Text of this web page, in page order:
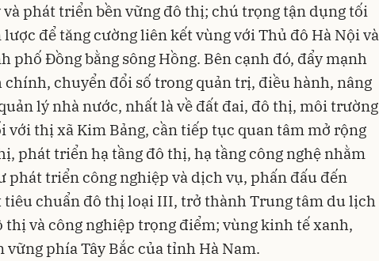
và phát triển bền vững đô thị; chú trọng tận dụng tối
để tăng cường liên kết vùng với Thủ đô Hà Nội và
phố Đồng bằng sông Hồng. Bên cạnh đó, đẩy mạnh
chính, chuyển đổi số trong quản trị, điều hành, nâng
lý nhà nước, nhất là về đất đai, đô thị, môi trường
thị xã Kim Bảng, cần tiếp tục quan tâm mở rộng
phát triển hạ tầng đô thị, hạ tầng công nghệ nhằm
phát triển công nghiệp và dịch vụ, phấn đấu đến
tiêu chuẩn đô thị loại III, trở thành Trung tâm du lịch
thị và công nghiệp trọng điểm; vùng kinh tế xanh,
phía Tây Bắc của tỉnh Hà Nam.